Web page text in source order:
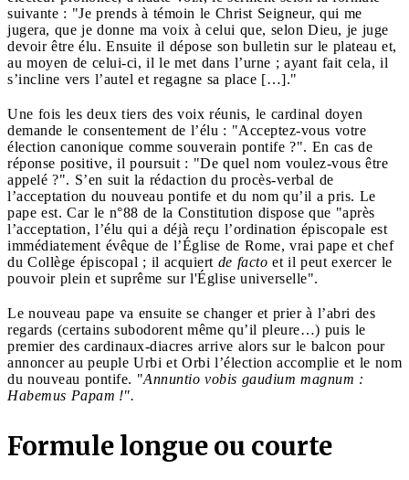
suivante : "Je prends à témoin le Christ Seigneur, qui me
jugera, que je donne ma voix à celui que, selon Dieu, je juge
devoir être élu. Ensuite il dépose son bulletin sur le plateau et,
au moyen de celui-ci, il le met dans l’urne ; ayant fait cela, il
s’incline vers l’autel et regagne sa place […]."
Une fois les deux tiers des voix réunis, le cardinal doyen
demande le consentement de l’élu : "Acceptez-vous votre
élection canonique comme souverain pontife ?". En cas de
réponse positive, il poursuit : "De quel nom voulez-vous être
appelé ?". S’en suit la rédaction du procès-verbal de
l’acceptation du nouveau pontife et du nom qu’il a pris. Le
pape est. Car le n°88 de la Constitution dispose que "après
l’acceptation, l’élu qui a déjà reçu l’ordination épiscopale est
immédiatement évêque de l’Église de Rome, vrai pape et chef
du Collège épiscopal ; il acquiert de facto et il peut exercer le
pouvoir plein et suprême sur l'Église universelle".
Le nouveau pape va ensuite se changer et prier à l’abri des
regards (certains subodorent même qu’il pleure…) puis le
premier des cardinaux-diacres arrive alors sur le balcon pour
annoncer au peuple Urbi et Orbi l’élection accomplie et le nom
du nouveau pontife. "Annuntio vobis gaudium magnum :
Habemus Papam !".
Formule longue ou courte